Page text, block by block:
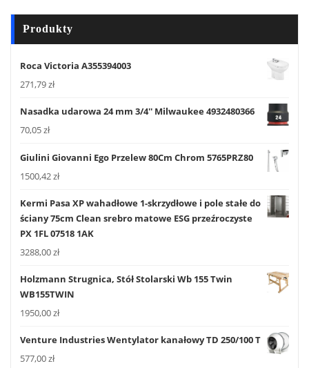
Produkty
Roca Victoria A355394003
271,79zł
Nasadka udarowa 24 mm 3/4'' Milwaukee 4932480366
70,05zł
Giulini Giovanni Ego Przelew 80Cm Chrom 5765PRZ80
1500,42zł
Kermi Pasa XP wahadłowe 1-skrzydłowe i pole stałe do
ściany 75cm Clean srebro matowe ESG przeźroczyste
PX 1FL 07518 1AK
3288,00zł
Holzmann Strugnica, Stół Stolarski Wb 155 Twin
WB155TWIN
1950,00zł
Venture Industries Wentylator kanałowy TD 250/100 T
577,00zł